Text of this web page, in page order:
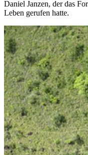
Daniel Janzen, der das
Leben gerufen hatte.